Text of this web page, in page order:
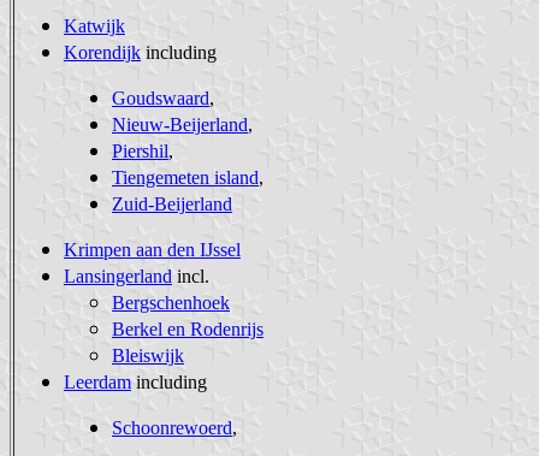
Katwijk
Korendijk including
Goudswaard,
Nieuw-Beijerland,
Piershil,
Tiengemeten island,
Zuid-Beijerland
Krimpen aan den IJssel
Lansingerland incl.
Bergschenhoek
Berkel en Rodenrijs
Bleiswijk
Leerdam including
Schoonrewoerd,